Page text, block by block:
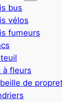
bus
vélos
fumeurs
à fleurs
de